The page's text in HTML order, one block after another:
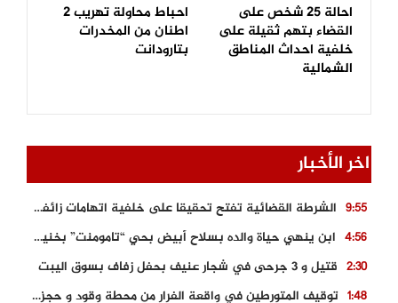
احالة 25 شخص على
القضاء بتهم ثقيلة على
خلفية احداث المناطق
الشمالية
احباط محاولة تهريب 2
اطنان من المخدرات
بتارودانت
اخر الأخبار
9:55
الشرطة القضائية تفتح تحقيقا على خلفية اتهامات زائفة أدلت بها مرشحة للهجرة السرية
4:56
ابن ينهي حياة والده بسلاح أبيض بحي “تامومنت” بخنيفرة
2:30 قتيل و 3 جرحى في شجار عنيف بحفل زفاف بسوق اليبت
1:48
توقيف المتورطين في واقعة الفرار من محطة وقود و حجز السيارة